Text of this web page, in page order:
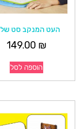
העט המנקב סט של 4
149.00 ₪
הוספה לסל